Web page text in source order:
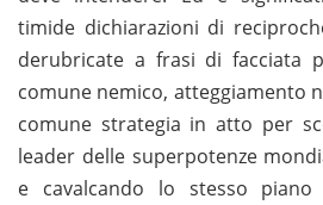
timide dichiarazioni di
derubricate a frasi di facciata
comune nemico, atteggiamento
comune strategia in atto per
leader delle superpotenze
e cavalcando lo stesso piano